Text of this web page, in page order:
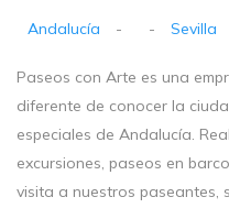
Andalucía - - Sevilla
Paseos con Arte es una
diferente de conocer la
especiales de Andalucía.
excursiones, paseos en
visita a nuestros paseantes,